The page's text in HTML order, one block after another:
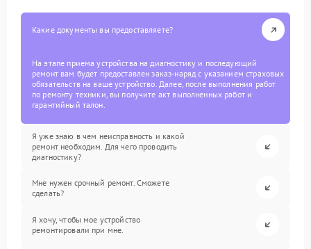
Какие документы вы предоставляете?
На этапе приема устройства на диагностику и последующий
ремонт вам будет предоставлен заказ-наряд с указанием страховых
обязательств на ваше устройство. Далее, после выполнения работ
по ремонту техники, вы получите акт выполненных работ и
гарантийный талон.
Я уже знаю в чем неисправность и какой
ремонт необходим. Для чего проводить
диагностику?
Мне нужен срочный ремонт. Сможете
сделать?
Я хочу, чтобы мое устройство
ремонтировали при мне.